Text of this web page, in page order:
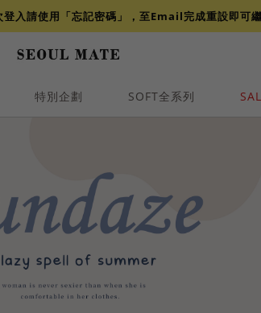
入請使用「忘記密碼」，至Email完成重設即可
特別企劃 SOFT全系列